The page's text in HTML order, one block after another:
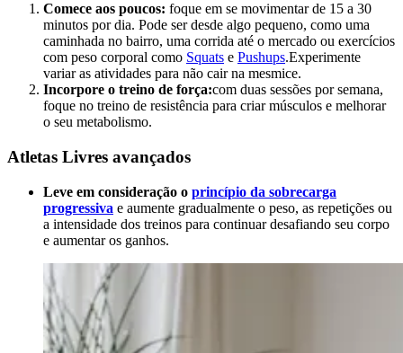
Comece aos poucos: foque em se movimentar de 15 a 30
minutos por dia. Pode ser desde algo pequeno, como uma
caminhada no bairro, uma corrida até o mercado ou exercícios
com peso corporal como Squats e Pushups.Experimente
variar as atividades para não cair na mesmice.
Incorpore o treino de força:com duas sessões por semana,
foque no treino de resistência para criar músculos e melhorar
o seu metabolismo.
Atletas Livres avançados
Leve em consideração o princípio da sobrecarga
progressiva e aumente gradualmente o peso, as repetições ou
a intensidade dos treinos para continuar desafiando seu corpo
e aumentar os ganhos.